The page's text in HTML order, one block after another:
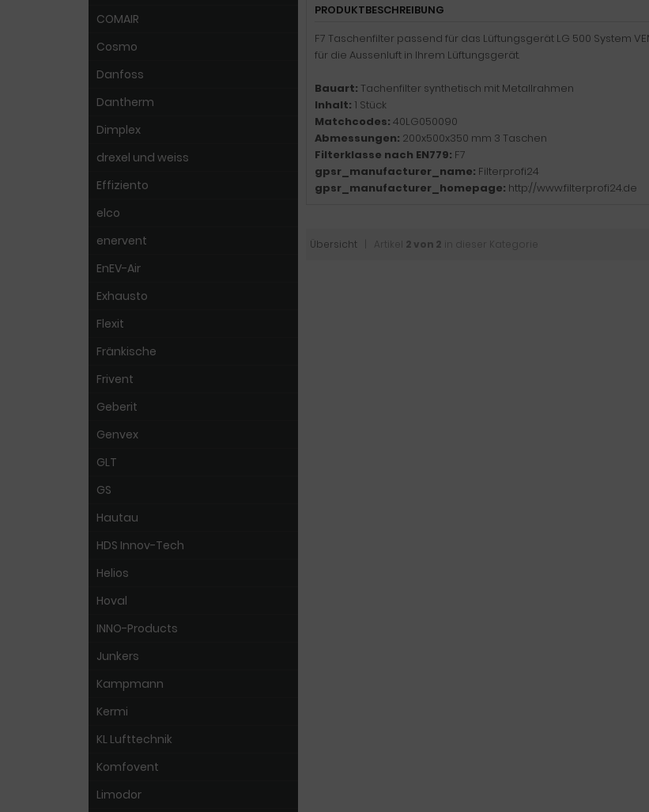
PRODUKTBESCHREIBUNG
F7 Taschenfilter passend für das Lüftungsgerät LG 500 System
für die Aussenluft in Ihrem Lüftungsgerät.
Bauart: Tachenfilter synthetisch mit Metallrahmen
Inhalt: 1 Stück
Matchcodes: 40LG050090
Abmessungen: 200x500x350 mm 3 Taschen
Filterklasse nach EN779: F7
gpsr_manufacturer_name: Filterprofi24
gpsr_manufacturer_homepage: http://www.filterprofi24.de
Übersicht | Artikel 2 von 2 in dieser Kategorie
COMAIR
Cosmo
Danfoss
Dantherm
Dimplex
drexel und weiss
Effiziento
elco
enervent
EnEV-Air
Exhausto
Flexit
Fränkische
Frivent
Geberit
Genvex
GLT
GS
Hautau
HDS Innov-Tech
Helios
Hoval
INNO-Products
Junkers
Kampmann
Kermi
KL Lufttechnik
Komfovent
Limodor